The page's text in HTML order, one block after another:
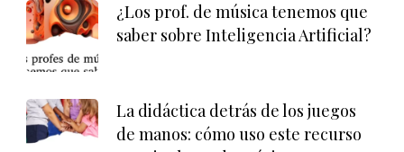
¿Los prof. de música tenemos que
saber sobre Inteligencia Artificial?
La didáctica detrás de los juegos
de manos: cómo uso este recurso